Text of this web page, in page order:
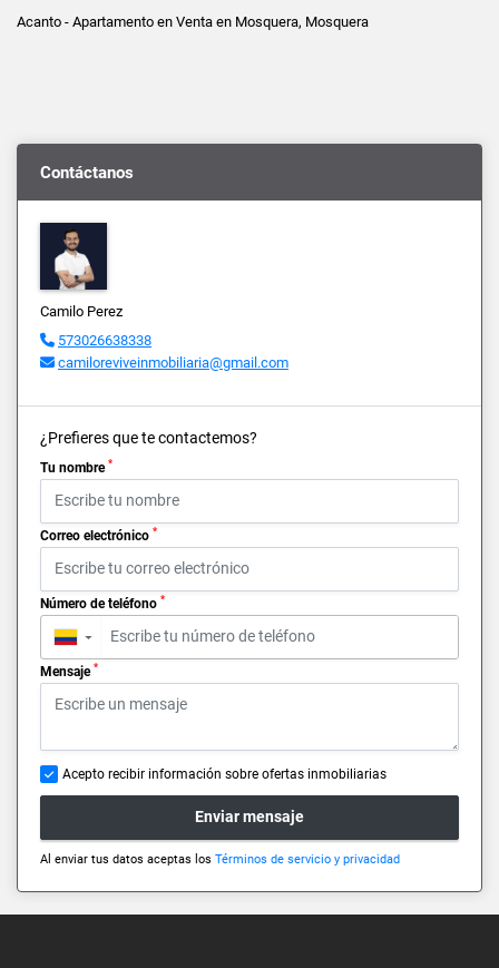
Acanto - Apartamento en Venta en Mosquera, Mosquera
Contáctanos
Camilo Perez
573026638338
camiloreviveinmobiliaria@gmail.com
¿Prefieres que te contactemos?
Tu nombre *
Correo electrónico *
Número de teléfono *
▼
Mensaje *
Acepto recibir información sobre ofertas inmobiliarias
Enviar mensaje
Al enviar tus datos aceptas los Términos de servicio y privacidad